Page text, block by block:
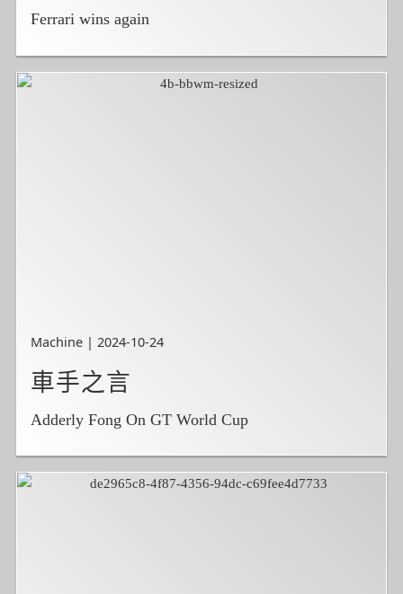
Ferrari wins again
Machine | 2024-10-24
車手之言
Adderly Fong On GT World Cup